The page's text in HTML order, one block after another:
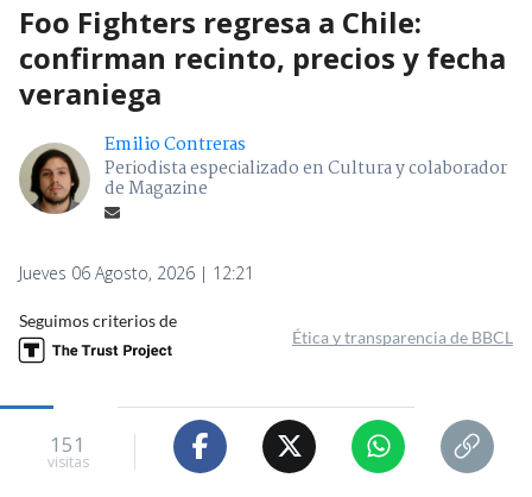
Foo Fighters regresa a Chile:
confirman recinto, precios y fecha
veraniega
Emilio Contreras
Periodista especializado en Cultura y colaborador
de Magazine
Jueves 06 Agosto, 2026 | 12:21
Seguimos criterios de
Ética y transparencia de BBCL
151
visitas